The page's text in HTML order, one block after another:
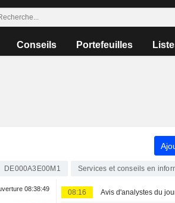
Conseils Portefeuilles
DE000A3E00M1 Services et conseils en
08:38:49 08:16